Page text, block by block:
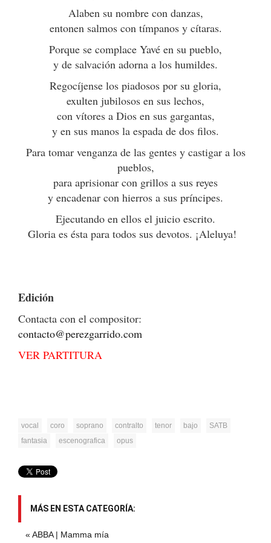
Alaben su nombre con danzas,
entonen salmos con tímpanos y cítaras.
Porque se complace Yavé en su pueblo,
y de salvación adorna a los humildes.
Regocíjense los piadosos por su gloria,
exulten jubilosos en sus lechos,
con vítores a Dios en sus gargantas,
y en sus manos la espada de dos filos.
Para tomar venganza de las gentes y castigar a los
pueblos,
para aprisionar con grillos a sus reyes
y encadenar con hierros a sus príncipes.
Ejecutando en ellos el juicio escrito.
Gloria es ésta para todos sus devotos. ¡Aleluya!
Edición
Contacta con el compositor:
contacto@perezgarrido.com
VER PARTITURA
vocal coro soprano contralto tenor bajo
SATB
fantasia
escenografica opus
MÁS EN ESTA CATEGORÍA:
« ABBA | Mamma mía